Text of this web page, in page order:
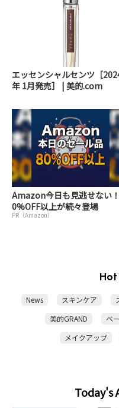
エッセンシャルセンツ［
年 1月発売］ | 美的.com
Amazon今日も見逃せない
0%OFF以上が続々登場
PR（Amazon）
Hot
News スキンケア
美的GRAND
ベ
メイクアップ
Today's